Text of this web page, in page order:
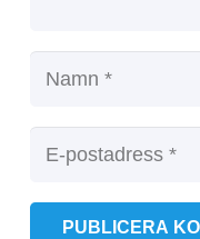
PUBLICERA